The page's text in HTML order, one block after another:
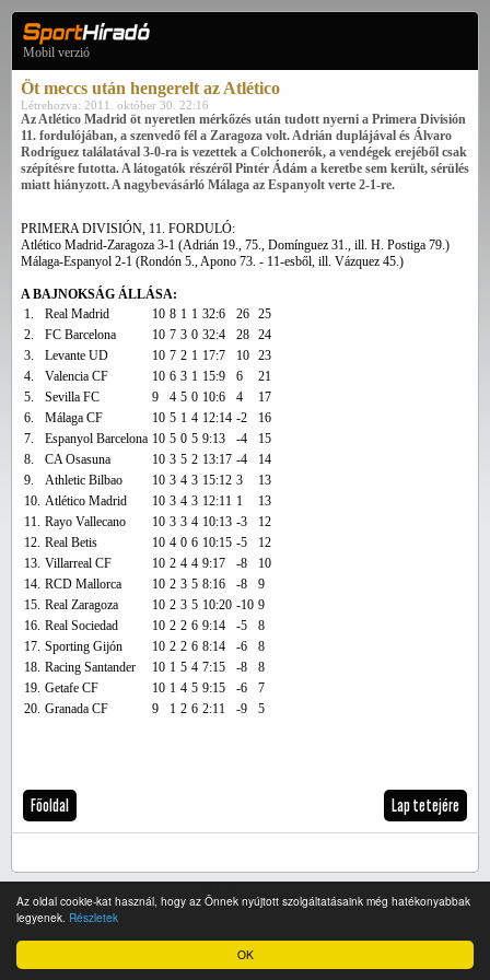
OK
Az oldal cookie-kat használ, hogy az Önnek nyújtott szolgáltatásaink még hatékonyabbak
legyenek. Részletek
Mobil verzió
Öt meccs után hengerelt az Atlético
Létrehozva: 2011. október 30. 22:16
Az Atlético Madrid öt nyeretlen mérkőzés után tudott nyerni a Primera División
11. fordulójában, a szenvedő fél a Zaragoza volt. Adrián duplájával és Álvaro
Rodríguez találatával 3-0-ra is vezettek a Colchonerók, a vendégek erejéből csak
szépítésre futotta. A látogatók részéről Pintér Ádám a keretbe sem került, sérülés
miatt hiányzott. A nagybevásárló Málaga az Espanyolt verte 2-1-re.
PRIMERA DIVISIÓN, 11. FORDULÓ:
Atlético Madrid-Zaragoza 3-1 (Adrián 19., 75., Domínguez 31., ill. H. Postiga 79.)
Málaga-Espanyol 2-1 (Rondón 5., Apono 73. - 11-esből, ill. Vázquez 45.)
A BAJNOKSÁG ÁLLÁSA:
1.
Real Madrid 10 8 1 1 32:6 26 25
2.
FC Barcelona 10 7 3 0 32:4 28 24
3.
Levante UD 10 7 2 1 17:7 10 23
4.
Valencia CF 10 6 3 1 15:9 6
21
5.
Sevilla FC 9 4 5 0 10:6 4
17
6.
Málaga CF 10 5 1 4 12:14 -2
16
7.
Espanyol Barcelona 10 5 0 5 9:13 -4
15
8.
CA Osasuna 10 3 5 2 13:17 -4
14
9.
Athletic Bilbao 10 3 4 3 15:12 3
13
10. Atlético Madrid 10 3 4 3 12:11 1
13
11. Rayo Vallecano 10 3 3 4 10:13 -3
12
12. Real Betis 10 4 0 6 10:15 -5
12
13. Villarreal CF 10 2 4 4 9:17 -8
10
14. RCD Mallorca 10 2 3 5 8:16 -8
9
15. Real Zaragoza 10 2 3 5 10:20 -10 9
16. Real Sociedad 10 2 2 6 9:14 -5
8
17. Sporting Gijón 10 2 2 6 8:14 -6
8
18. Racing Santander 10 1 5 4 7:15 -8
8
19. Getafe CF 10 1 4 5 9:15 -6
7
20. Granada CF 9 1 2 6 2:11 -9 5
Főoldal Lap tetejére
Teljes verzió